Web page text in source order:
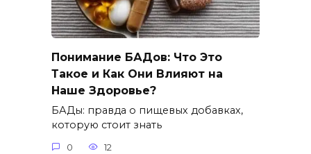
Понимание БАДов: Что Это
Такое и Как Они Влияют на
Наше Здоровье?
БАДы: правда о пищевых добавках,
которую стоит знать
0 12